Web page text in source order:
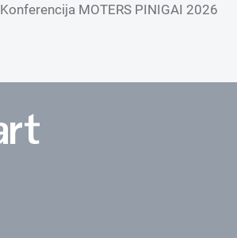
Konferencija MOTERS PINIGAI 2026